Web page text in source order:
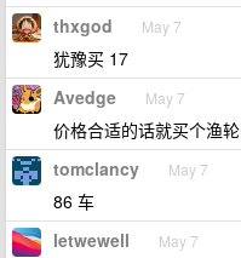
thxgod May 7
犹豫买 17
Avedge May 7
价格合适的话就买个渔轮
tomclancy May 7
86 车
letwewell May 7